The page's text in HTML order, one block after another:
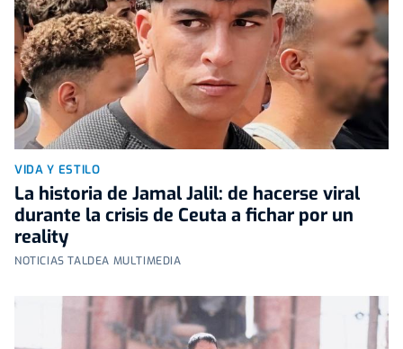
VIDA Y ESTILO
La historia de Jamal Jalil: de hacerse viral
durante la crisis de Ceuta a fichar por un
reality
NOTICIAS TALDEA MULTIMEDIA